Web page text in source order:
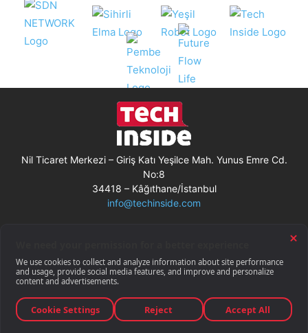
Nil Ticaret Merkezi – Giriş Katı Yeşilce Mah. Yunus Emre Cd.
No:8
34418 – Kâğıthane/İstanbul
info@techinside.com
Gizlilik Bildirimi
RSS
© Techinside.com, İnternet Medyası